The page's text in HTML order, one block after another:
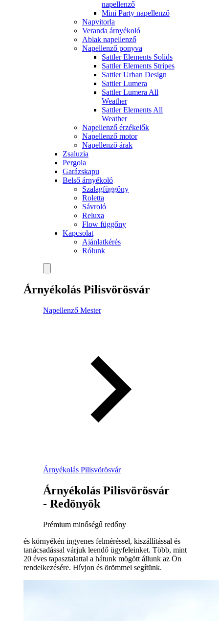
napellenző
Mini Party napellenző
Napvitorla
Veranda árnyékoló
Ablak napellenző
Napellenző ponyva
Sattler Elements Solids
Sattler Elements Stripes
Sattler Urban Design
Sattler Lumera
Sattler Lumera All
Weather
Sattler Elements All
Weather
Napellenző érzékelők
Napellenző motor
Napellenző árak
Zsaluzia
Pergola
Garázskapu
Belső árnyékoló
Szalagfüggőny
Roletta
Sávroló
Reluxa
Flow függőny
Kapcsolat
Ajánlatkérés
Rólunk
Árnyékolás Pilisvörösvár
Napellenző Mester
Árnyékolás Pilisvörösvár
Árnyékolás Pilisvörösvár
- Redönyök
Prémium minőségű redőny
és környékén ingyenes felméréssel, kiszállítással és
tanácsadással várjuk leendő ügyfeleinket. Több, mint
20 éves tapasztalattal a hátunk mögött állunk az Ön
rendelkezésére. Hívjon és örömmel segítünk.